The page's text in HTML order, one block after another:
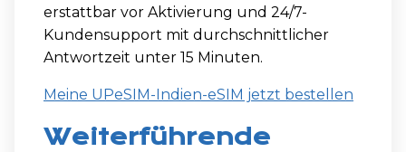
erstattbar vor Aktivierung und 24/7-
Kundensupport mit durchschnittlicher
Antwortzeit unter 15 Minuten.
Meine UPeSIM-Indien-eSIM jetzt bestellen
Weiterführende